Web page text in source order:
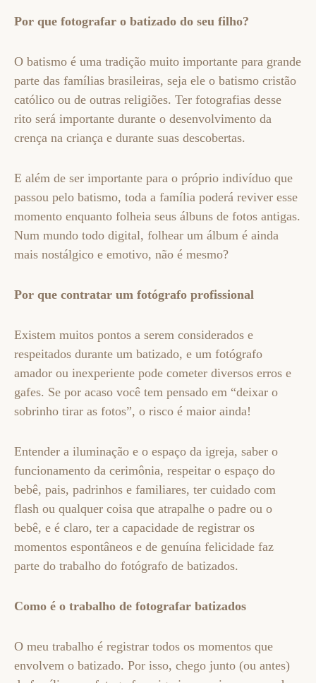
Por que fotografar o batizado do seu filho?
O batismo é uma tradição muito importante para grande
parte das famílias brasileiras, seja ele o batismo cristão
católico ou de outras religiões. Ter fotografias desse
rito será importante durante o desenvolvimento da
crença na criança e durante suas descobertas.
E além de ser importante para o próprio indivíduo que
passou pelo batismo, toda a família poderá reviver esse
momento enquanto folheia seus álbuns de fotos antigas.
Num mundo todo digital, folhear um álbum é ainda
mais nostálgico e emotivo, não é mesmo?
Por que contratar um fotógrafo profissional
Existem muitos pontos a serem considerados e
respeitados durante um batizado, e um fotógrafo
amador ou inexperiente pode cometer diversos erros e
gafes. Se por acaso você tem pensado em “deixar o
sobrinho tirar as fotos”, o risco é maior ainda!
Entender a iluminação e o espaço da igreja, saber o
funcionamento da cerimônia, respeitar o espaço do
bebê, pais, padrinhos e familiares, ter cuidado com
flash ou qualquer coisa que atrapalhe o padre ou o
bebê, e é claro, ter a capacidade de registrar os
momentos espontâneos e de genuína felicidade faz
parte do trabalho do fotógrafo de batizados.
Como é o trabalho de fotografar batizados
O meu trabalho é registrar todos os momentos que
envolvem o batizado. Por isso, chego junto (ou antes)